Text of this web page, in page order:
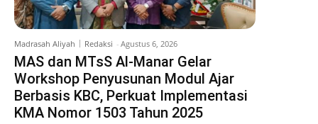
Madrasah Aliyah Redaksi - Agustus 6, 2026
MAS dan MTsS Al-Manar Gelar
Workshop Penyusunan Modul Ajar
Berbasis KBC, Perkuat Implementasi
KMA Nomor 1503 Tahun 2025